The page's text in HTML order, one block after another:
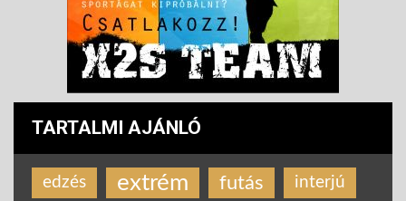
TARTALMI AJÁNLÓ
edzés extrém futás interjú